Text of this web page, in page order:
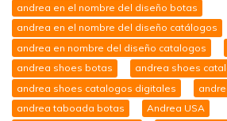
andrea en el nombre del diseño botas
andrea en el nombre del diseño catálogos
andrea en nombre del diseño catalogos
andrea shoes botas
andrea shoes
andrea shoes catalogos digitales
andrea taboada botas
Andrea USA